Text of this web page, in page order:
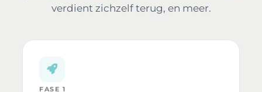
verdient zichzelf terug, en meer.
FASE 1